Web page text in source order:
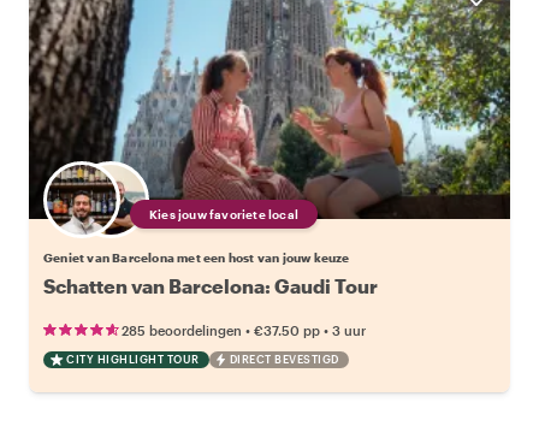
Kies jouw favoriete local
Geniet van Barcelona met een host van jouw keuze
Schatten van Barcelona: Gaudi Tour
285 beoordelingen • €37.50 pp • 3 uur
CITY HIGHLIGHT TOUR DIRECT BEVESTIGD